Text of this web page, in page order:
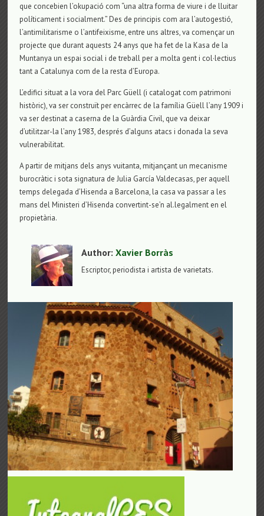
que concebien l’okupació com “una altra forma de viure i de lluitar
políticament i socialment.” Des de principis com ara l’autogestió,
l’antimilitarisme o l’antifeixisme, entre uns altres, va començar un
projecte que durant aquests 24 anys que ha fet de la Kasa de la
Muntanya un espai social i de treball per a molta gent i col·lectius
tant a Catalunya com de la resta d’Europa.
L’edifici situat a la vora del Parc Güell (i catalogat com patrimoni
històric), va ser construït per encàrrec de la família Güell l’any 1909 i
va ser destinat a caserna de la Guàrdia Civil, que va deixar
d’utilitzar-la l’any 1983, després d’alguns atacs i donada la seva
vulnerabilitat.
A partir de mitjans dels anys vuitanta, mitjançant un mecanisme
burocràtic i sota signatura de Julia García Valdecasas, per aquell
temps delegada d’Hisenda a Barcelona, la casa va passar a les
mans del Ministeri d’Hisenda convertint-se’n al.legalment en el
propietària.
Author:Xavier Borràs
Escriptor, periodista i artista de varietats.